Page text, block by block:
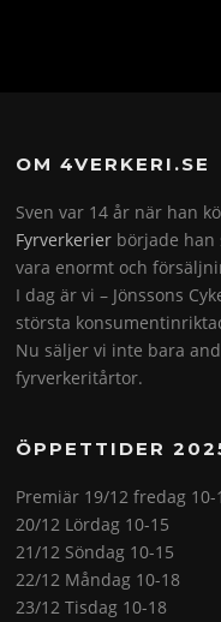
OM 4VERKERI.SE
Sven var 14 år när han
Fyrverkerier började han
vara enormt och
I dag är vi – Jönssons
största
Nu säljer vi inte bara
fyrverkeritårtor.
ÖPPETTIDER
Premiär 19/12 fredag 10-
20/12 Lördag 10-15
21/12 Söndag 10-15
22/12 Måndag 10-18
23/12 Tisdag 10-18